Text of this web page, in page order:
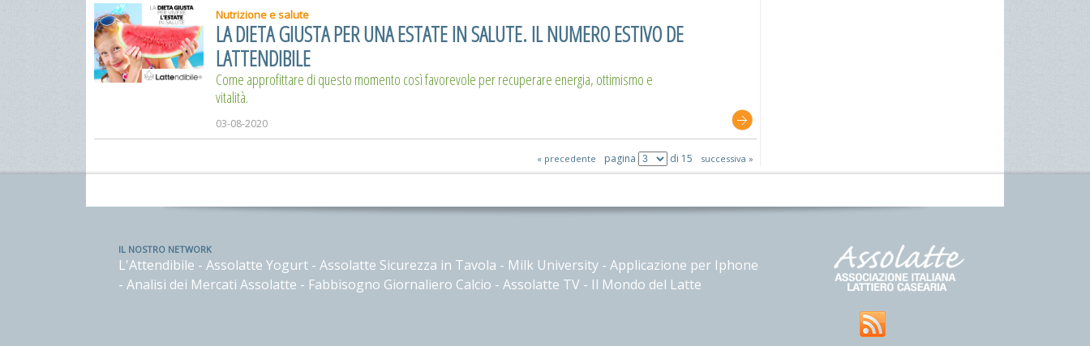
Nutrizione e salute
LA DIETA GIUSTA PER UNA ESTATE IN SALUTE. IL NUMERO ESTIVO DE
LATTENDIBILE
Come approfittare di questo momento così favorevole per recuperare energia, ottimismo e
vitalità.
03-08-2020
« precedente pagina di 15 successiva »
IL NOSTRO NETWORK
L'Attendibile - Assolatte Yogurt - Assolatte Sicurezza in Tavola - Milk University - Applicazione per Iphone
- Analisi dei Mercati Assolatte - Fabbisogno Giornaliero Calcio - Assolatte TV - Il Mondo del Latte